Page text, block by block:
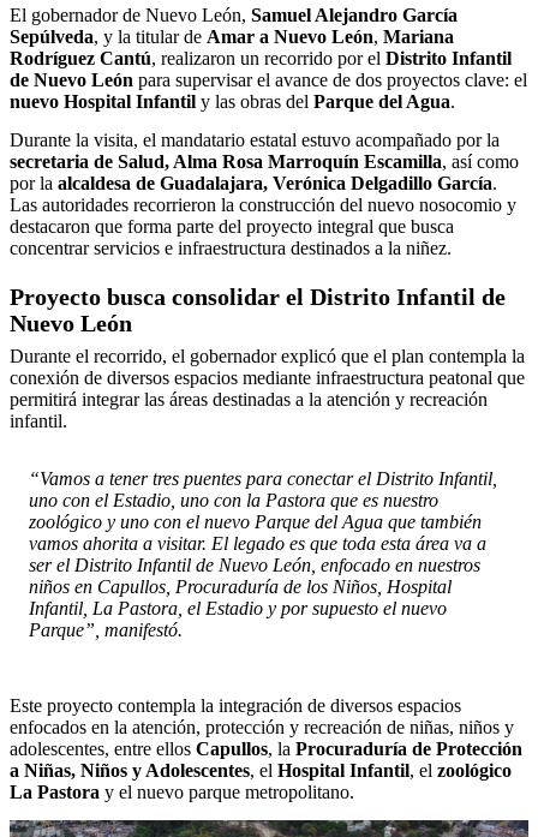
El gobernador de Nuevo León, Samuel Alejandro García
Sepúlveda, y la titular de Amar a Nuevo León, Mariana
Rodríguez Cantú, realizaron un recorrido por el Distrito Infantil
de Nuevo León para supervisar el avance de dos proyectos clave: el
nuevo Hospital Infantil y las obras del Parque del Agua.
Durante la visita, el mandatario estatal estuvo acompañado por la
secretaria de Salud, Alma Rosa Marroquín Escamilla, así como
por la alcaldesa de Guadalajara, Verónica Delgadillo García.
Las autoridades recorrieron la construcción del nuevo nosocomio y
destacaron que forma parte del proyecto integral que busca
concentrar servicios e infraestructura destinados a la niñez.
Proyecto busca consolidar el Distrito Infantil de
Nuevo León
Durante el recorrido, el gobernador explicó que el plan contempla la
conexión de diversos espacios mediante infraestructura peatonal que
permitirá integrar las áreas destinadas a la atención y recreación
infantil.
“Vamos a tener tres puentes para conectar el Distrito Infantil,
uno con el Estadio, uno con la Pastora que es nuestro
zoológico y uno con el nuevo Parque del Agua que también
vamos ahorita a visitar. El legado es que toda esta área va a
ser el Distrito Infantil de Nuevo León, enfocado en nuestros
niños en Capullos, Procuraduría de los Niños, Hospital
Infantil, La Pastora, el Estadio y por supuesto el nuevo
Parque”, manifestó.
Este proyecto contempla la integración de diversos espacios
enfocados en la atención, protección y recreación de niñas, niños y
adolescentes, entre ellos Capullos, la Procuraduría de Protección
a Niñas, Niños y Adolescentes, el Hospital Infantil, el zoológico
La Pastora y el nuevo parque metropolitano.